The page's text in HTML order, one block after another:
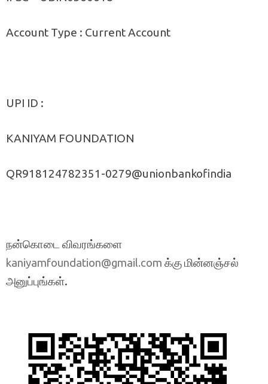
Account Type : Current Account
UPI ID :
KANIYAM FOUNDATION
QR918124782351-0279@unionbankofindia
நன்கொடை விவரங்களை
kaniyamfoundation@gmail.com க்கு மின்னஞ்சல்
அனுப்புங்கள்.